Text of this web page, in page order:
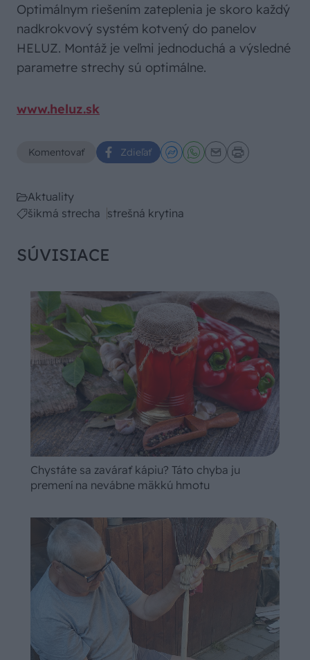
Optimálnym riešením zateplenia je skoro každý
nadkrokvový systém kotvený do panelov
HELUZ. Montáž je veľmi jednoduchá a výsledné
parametre strechy sú optimálne.
www.heluz.sk
Komentovať Zdieľať
Aktuality
šikmá strecha strešná krytina
SÚVISIACE
Chystáte sa zavárať kápiu? Táto chyba ju
premení na nevábne mäkkú hmotu